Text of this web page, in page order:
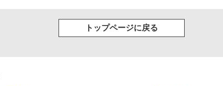
トップページに戻る